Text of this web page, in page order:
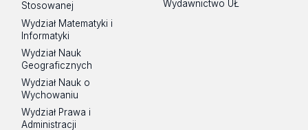
Stosowanej
Wydział Matematyki i
Informatyki
Wydział Nauk
Geograficznych
Wydział Nauk o
Wychowaniu
Wydział Prawa i
Administracji
Wydawnictwo UŁ